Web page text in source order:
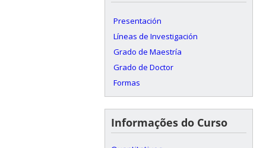
Presentación
Líneas de Investigación
Grado de Maestría
Grado de Doctor
Formas
Informações do Curso